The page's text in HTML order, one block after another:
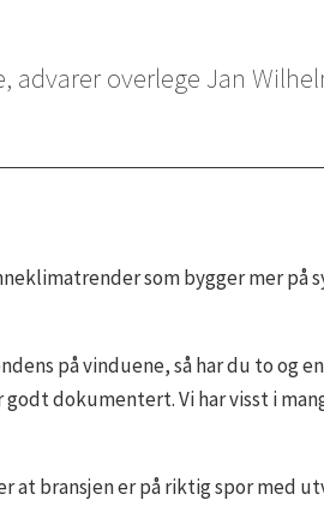
overlege Jan
som bygger mer på
på vinduene, så har du to og
dokumentert. Vi har visst i
at bransjen er på riktig spor med